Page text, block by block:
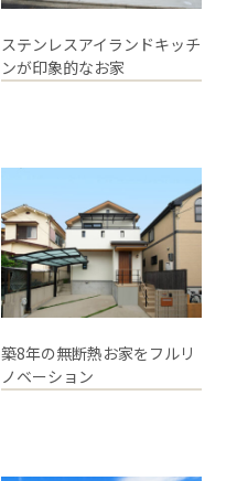
ステンレスアイランドキッチ
ンが印象的なお家
築8年の無断熱お家をフルリ
ノベーション